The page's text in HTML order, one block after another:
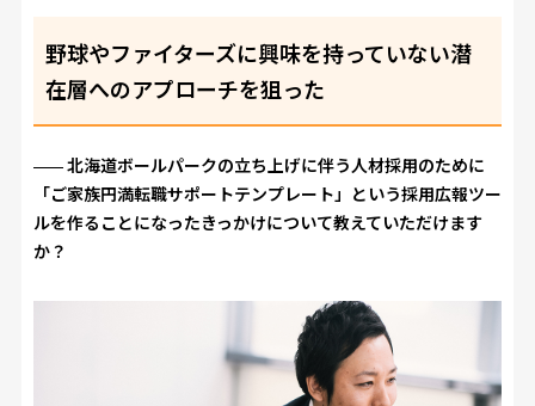
野球やファイターズに興味を持っていない潜
在層へのアプローチを狙った
北海道ボールパークの立ち上げに伴う人材採用のために
「ご家族円満転職サポートテンプレート」という採用広報ツー
ルを作ることになったきっかけについて教えていただけます
か？